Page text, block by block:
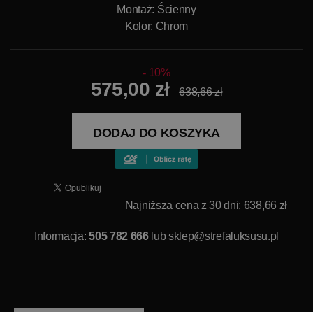
Montaż: Ścienny
Kolor: Chrom
10%
575,00 zł 638,66 zł
DODAJ DO KOSZYKA
Najniższa cena z 30 dni: 638,66 zł
Informacja:505 782 666lubsklep@strefaluksusu.pl